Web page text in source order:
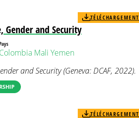
Gender and Security
TÉLÉCHARGEMENT
Colombia Mali Yemen
and Security (Geneva: DCAF, 2022).
TÉLÉCHARGEMENT